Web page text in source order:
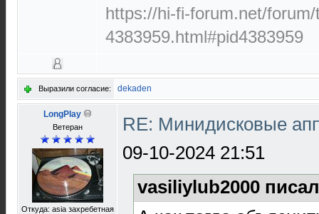
https://hi-fi-forum.net/
4383959.html#pid4383959
Выразили согласие: dekaden
LongPlay
Ветеран
Откуда: asia захребетная
RE: Минидисковые
09-10-2024 21:51
vasiliylub2000